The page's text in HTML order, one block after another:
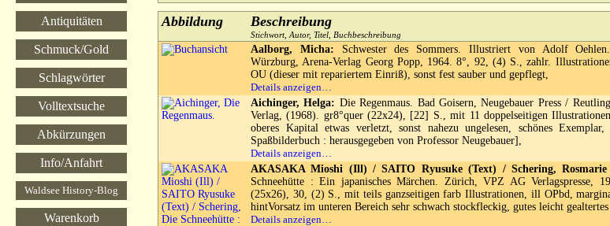
Antiquitäten
Schmuck/Gold
Schlagwörter
Volltextsuche
Abkürzungen
Info/Anfahrt
Waldsee History-Blog
Warenkorb
Abbildung Beschreibung
Stichwort, Autor, Titel, Buchbeschreibung
Aalborg, Micha: Schwester des Sommers. Illustriert von Adolf
Würzburg, Arena-Verlag Georg Popp, 1964. 8°, 92, (4) S., zahlr.
OU (dieser mit repariertem Einriß), sonst fest sauber und gepflegt,
Details anzeigen…
Aichinger, Helga: Die Regenmaus. Bad Goisern, Neugebauer Press /
Verlag, (1968). gr8°quer (22x24), [22] S., mit 11 doppelseitigen
oberes Kapital etwas verletzt, sonst nahezu ungelesen, schönes
Spaßbilderbuch : herausgegeben von Professor Neugebauer],
Details anzeigen…
AKASAKA Mioshi (Ill) / SAITO Ryusuke (Text) / Schering,
Schneehütte : Ein japanisches Märchen. Zürich, VPZ AG Verlagspresse,
(25x26), 30, (2) S., mit teils ganzseitigen farb Illustrationen, ill OPbd,
hintVorsatz im unteren Bereich sehr schwach stockfleckig, gutes leicht
Details anzeigen…